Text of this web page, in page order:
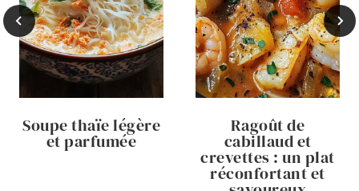
Soupe thaïe légère
et parfumée
Ragoût de
cabillaud et
crevettes : un plat
réconfortant et